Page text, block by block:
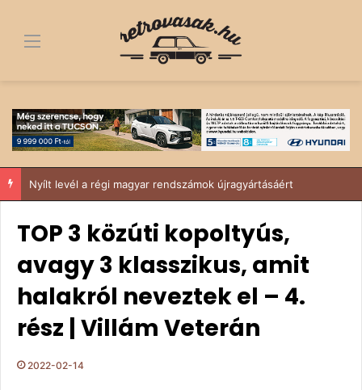
Menü
TOP 3 közúti kopoltyús,
avagy 3 klasszikus, amit
halakról neveztek el – 4.
rész | Villám Veterán
2022-02-14